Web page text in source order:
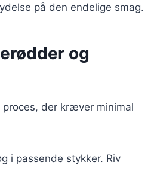
på den endelige smag.
og
der kræver minimal
i passende stykker. Riv